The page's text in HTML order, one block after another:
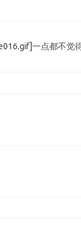
一点都不觉